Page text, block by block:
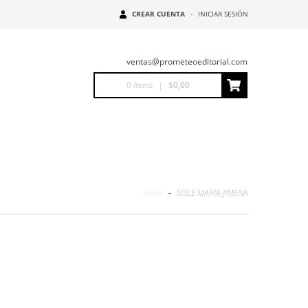
CREAR CUENTA - INICIAR SESIÓN
ventas@prometeoeditorial.com
0 Items | $0,00
- SOLE MARIA JIMENA